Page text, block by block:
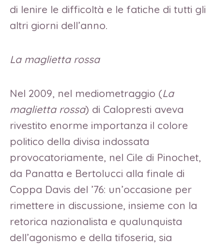
di lenire le difficoltà e le fatiche di tutti gli
altri giorni dell’anno.
La maglietta rossa
Nel 2009, nel mediometraggio (La
maglietta rossa) di Calopresti aveva
rivestito enorme importanza il colore
politico della divisa indossata
provocatoriamente, nel Cile di Pinochet,
da Panatta e Bertolucci alla finale di
Coppa Davis del ’76: un’occasione per
rimettere in discussione, insieme con la
retorica nazionalista e qualunquista
dell’agonismo e della tifoseria, sia